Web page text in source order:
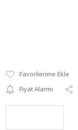
Fiyat Alarmı